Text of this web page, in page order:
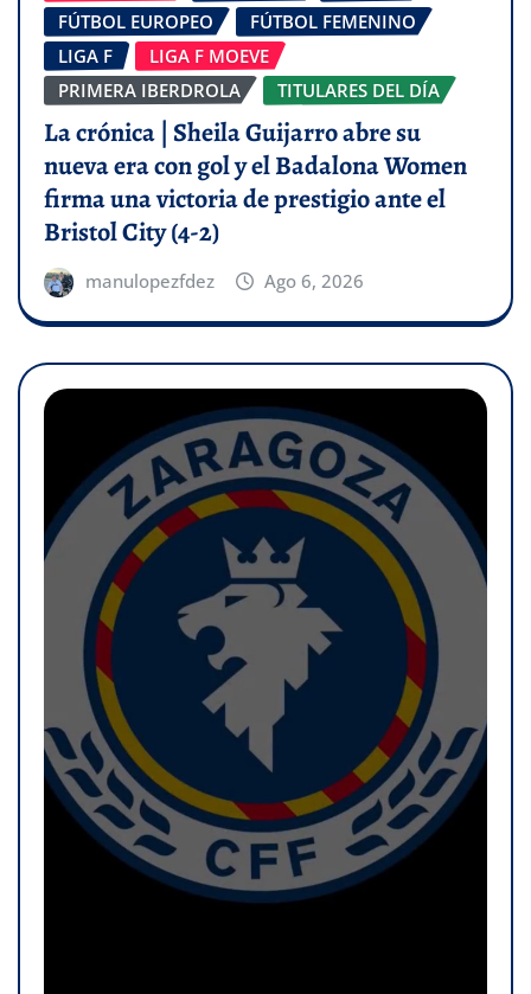
FÚTBOL EUROPEO
FÚTBOL FEMENINO
LIGA F
LIGA F MOEVE
PRIMERA IBERDROLA
TITULARES DEL DÍA
La crónica | Sheila Guijarro abre su
nueva era con gol y el Badalona Women
firma una victoria de prestigio ante el
Bristol City (4-2)
manulopezfdez Ago 6, 2026